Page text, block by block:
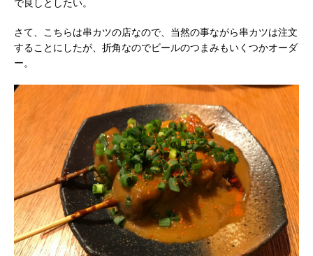
さて、こちらは串カツの店なので、当然の事ながら串カツは注文
することにしたが、折角なのでビールのつまみもいくつかオーダ
ー。